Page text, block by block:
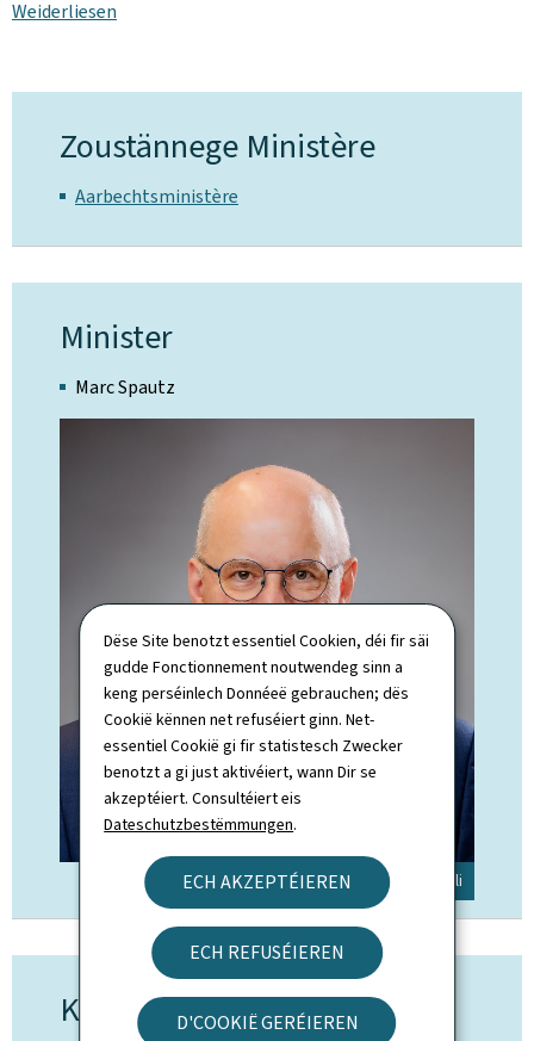
Dëse Site benotzt essentiel Cookien, déi fir säi
gudde Fonctionnement noutwendeg sinn a
keng perséinlech Donnéeë gebrauchen; dës
Cookië kënnen net refuséiert ginn. Net-
essentiel Cookië gi fir statistesch Zwecker
benotzt a gi just aktivéiert, wann Dir se
akzeptéiert. Consultéiert eis
Dateschutzbestëmmungen.
ECH AKZEPTÉIEREN
ECH REFUSÉIEREN
D'COOKIË GERÉIEREN
Weiderliesen
Zoustännege Ministère
Aarbechtsministère
Minister
Marc Spautz
© SIP / Claude Piscitelli
Kontakt